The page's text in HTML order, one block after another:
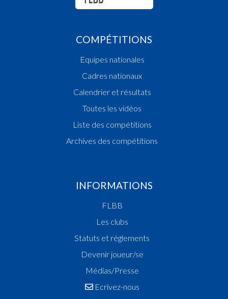
COMPÉTITIONS
Equipes nationales
Cadres nationaux
Calendrier et résultats
Toutes les vidéos
Liste des compétitions
Archives des compétitions
INFORMATIONS
FLBB
Les clubs
Statuts et réglements
Devenir joueur/se
Médias/Presse
Ecrivez-nous